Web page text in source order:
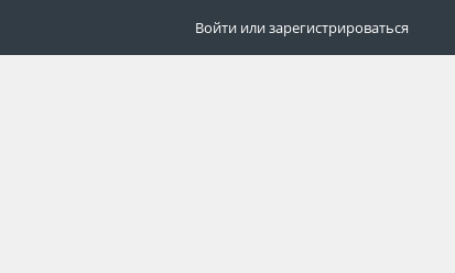
Войти или зарегистрироваться